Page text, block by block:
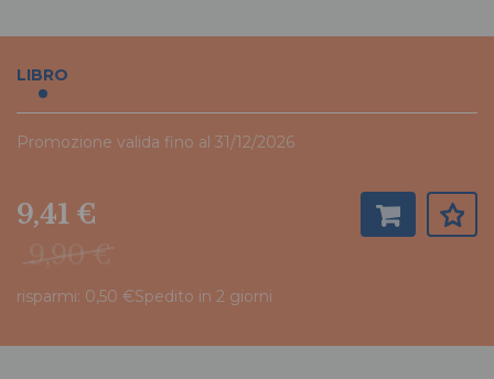
LIBRO
Promozione valida fino al 31/12/2026
9,90 €
9,41 €
risparmi: 0,50 €Spedito in 2 giorni